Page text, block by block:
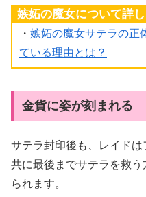
嫉妬の魔女について詳
・ 嫉妬の魔女サテラの正
ている理由とは？
金貨に姿が刻まれる
サテラ封印後も、レイド
共に最後までサテラを救う
られます。